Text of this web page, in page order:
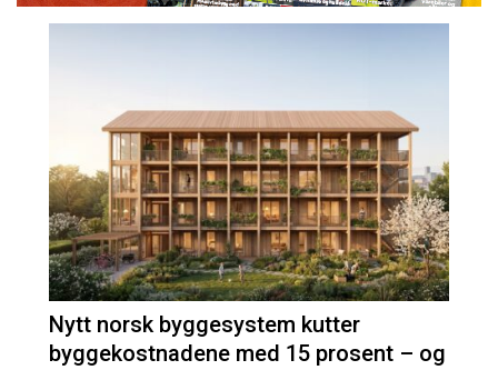
Nytt norsk byggesystem kutter
byggekostnadene med 15 prosent – og